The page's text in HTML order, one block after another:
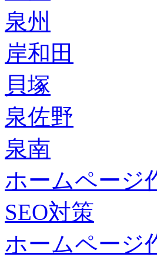
泉州
岸和田
貝塚
泉佐野
泉南
ホームページ
SEO対策
ホームページ